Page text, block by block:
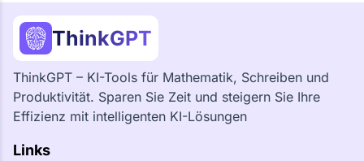
ThinkGPT
ThinkGPT – KI-Tools für Mathematik, Schreiben und
Produktivität. Sparen Sie Zeit und steigern Sie Ihre
Effizienz mit intelligenten KI-Lösungen
Links